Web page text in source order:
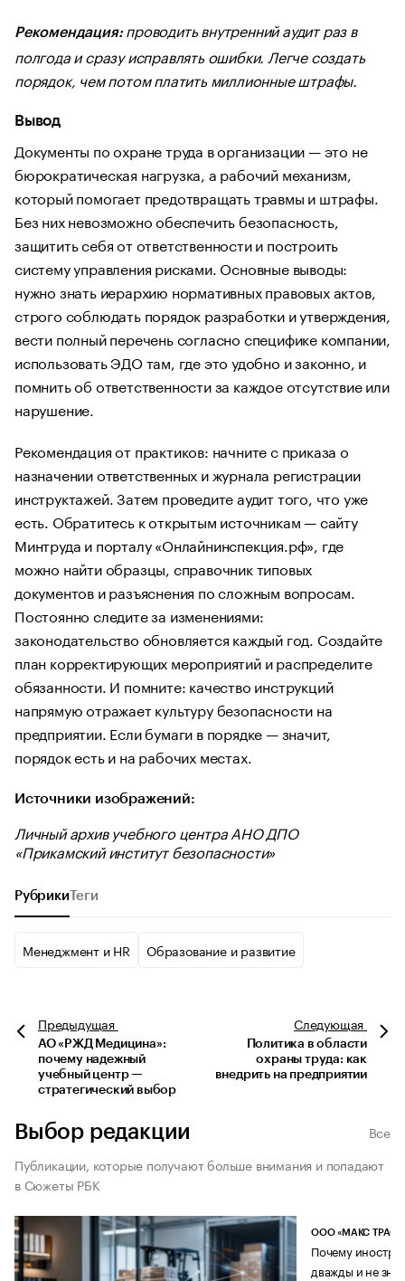
Рекомендация: проводить внутренний аудит раз в
полгода и сразу исправлять ошибки. Легче создать
порядок, чем потом платить миллионные штрафы.
Вывод
Документы по охране труда в организации — это не
бюрократическая нагрузка, а рабочий механизм,
который помогает предотвращать травмы и штрафы.
Без них невозможно обеспечить безопасность,
защитить себя от ответственности и построить
систему управления рисками. Основные выводы:
нужно знать иерархию нормативных правовых актов,
строго соблюдать порядок разработки и утверждения,
вести полный перечень согласно специфике компании,
использовать ЭДО там, где это удобно и законно, и
помнить об ответственности за каждое отсутствие или
нарушение.
Рекомендация от практиков: начните с приказа о
назначении ответственных и журнала регистрации
инструктажей. Затем проведите аудит того, что уже
есть. Обратитесь к открытым источникам — сайту
Минтруда и порталу «Онлайнинспекция.рф», где
можно найти образцы, справочник типовых
документов и разъяснения по сложным вопросам.
Постоянно следите за изменениями:
законодательство обновляется каждый год. Создайте
план корректирующих мероприятий и распределите
обязанности. И помните: качество инструкций
напрямую отражает культуру безопасности на
предприятии. Если бумаги в порядке — значит,
порядок есть и на рабочих местах.
Источники изображений:
Личный архив учебного центра АНО ДПО
«Прикамский институт безопасности»
РубрикиТеги
Менеджмент и HR Образование и развитие
Предыдущая
АО «РЖД Медицина»:
почему надежный
учебный центр —
стратегический выбор
Следующая
Политика в области
охраны труда: как
внедрить на предприятии
Выбор редакции
Все
Публикации, которые получают больше внимания и попадают
в Сюжеты РБК
ООО «МАКС ТРАСТ»
Почему
дважды и не